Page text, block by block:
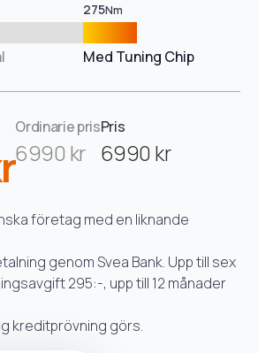
275Nm
Med Tuning Chip
Ordinarie pris
6990 kr
Pris
6990 kr
företag med en liknande
genom Svea Bank. Upp till sex
295:-, upp till 12 månader
kreditprövning görs.